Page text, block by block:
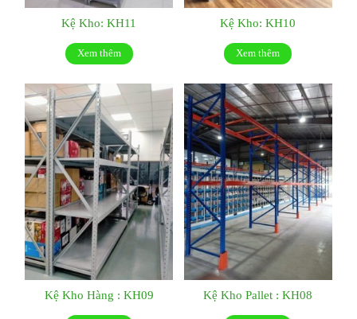
Kệ Kho: KH11
Xem thêm
Kệ Kho: KH10
Xem thêm
Kệ Kho Hàng : KH09 Kệ Kho Pallet : KH08